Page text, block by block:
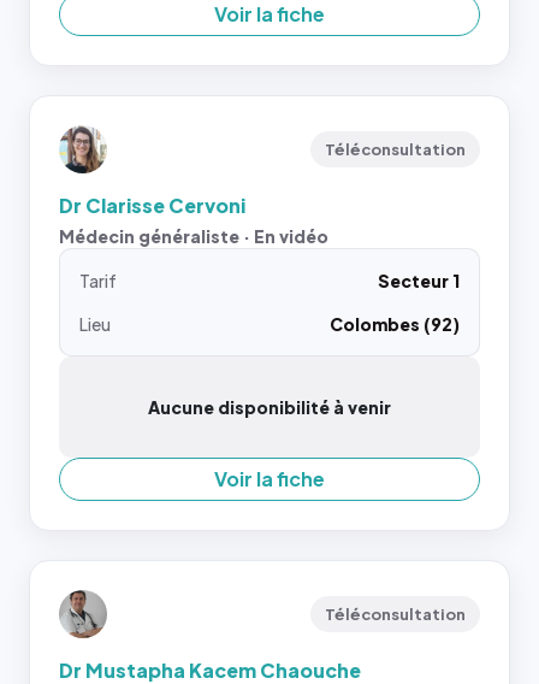
Voir la fiche
Téléconsultation
Dr Clarisse Cervoni
Médecin généraliste · En vidéo
Tarif
Secteur 1
Lieu
Colombes (92)
Aucune disponibilité à venir
Voir la fiche
Téléconsultation
Dr Mustapha Kacem Chaouche